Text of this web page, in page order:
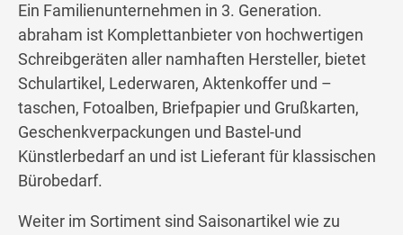
Ein Familienunternehmen in 3. Generation.
abraham ist Komplettanbieter von hochwertigen
Schreibgeräten aller namhaften Hersteller, bietet
Schulartikel, Lederwaren, Aktenkoffer und –
taschen, Fotoalben, Briefpapier und Grußkarten,
Geschenkverpackungen und Bastel-und
Künstlerbedarf an und ist Lieferant für klassischen
Bürobedarf.
Weiter im Sortiment sind Saisonartikel wie zu